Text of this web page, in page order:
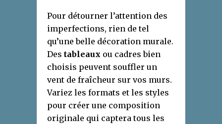
Pour détourner l’attention des
imperfections, rien de tel
qu’une belle décoration murale.
Des tableaux ou cadres bien
choisis peuvent souffler un
vent de fraîcheur sur vos murs.
Variez les formats et les styles
pour créer une composition
originale qui captera tous les